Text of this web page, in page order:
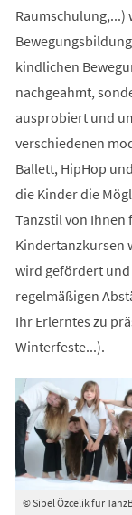
Raumschulung,...)
kindlichen
nachgeahmt,
ausprobiert und
verschiedenen
Ballett, HipHop
die Kinder die
Tanzstil von Ihnen
Kindertanzkursen
wird gefördert
regelmäßigen
Ihr Erlerntes zu
Winterfeste...).
© Sibel Özcelik für